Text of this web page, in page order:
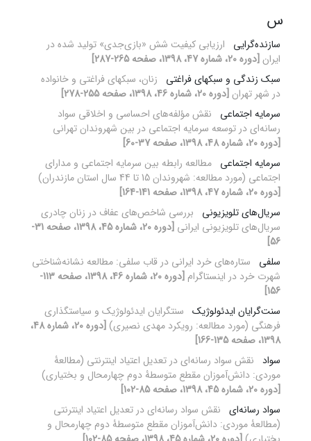
س
سازنده‌گرایی
ارزیابی کیفیت شش «بازی‌جدی» تولید شده در
ایران [دوره 20، شماره 47، 1398، صفحه 265-287]
سبک زندگی و سبکهای فراغتی
زنان، سبکهای فراغتی و خانواده
در شهر تهران [دوره 20، شماره 46، 1398، صفحه 255-278]
سرمایه اجتماعی
نقش مؤلفه‌های احساسی و اخلاقی سواد
رسانه‌ای در توسعه سرمایه اجتماعی در بین شهروندان تهرانی
[دوره 20، شماره 48، 1398، صفحه 37-60]
سرمایه اجتماعی مطالعه رابطه بین سرمایه اجتماعی و مدارای
‌اجتماعی (مورد مطالعه: شهروندان 15 تا 44 سال استان مازندران)
[دوره 20، شماره 47، 1398، صفحه 141-164]
سریال‌های تلویزیونی
بررسی شاخص‌های عفاف در زنان چادری
سریال‌های تلویزیونی ایرانی
[دوره 20، شماره 45، 1398، صفحه 31-
56]
سلفی
ستاره‌های خرد ایرانی در قاب سلفی: مطالعه نشانه‌شناختی
شهرت خرد در اینستاگرام
[دوره 20، شماره 46، 1398، صفحه 113-
156]
سنت‌گرایان ایدئولوژیک
سنت‎گرایان ایدئولوژیک و سیاستگذاری
فرهنگی (مورد مطالعه: رویکرد مهدی نصیری)
[دوره 20، شماره 48،
1398، صفحه 135-166]
سواد نقش سواد رسانه‌ای در تعدیل اعتیاد اینترنتی (مطالعۀ
موردی: دانش‌آموزان مقطع متوسطۀ دوم چهارمحال و بختیاری)
[دوره 20، شماره 45، 1398، صفحه 85-102]
سواد رسانه‌ای نقش سواد رسانه‌ای در تعدیل اعتیاد اینترنتی
(مطالعۀ موردی: دانش‌آموزان مقطع متوسطۀ دوم چهارمحال و